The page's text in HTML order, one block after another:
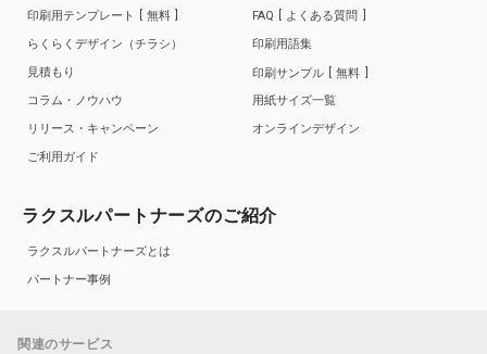
印刷用テンプレート
無料
らくらくデザイン（チラシ）
見積もり
コラム・ノウハウ
リリース・キャンペーン
ご利用ガイド
FAQ
よくある質問
印刷用語集
印刷サンプル
無料
用紙サイズ一覧
オンラインデザイン
ラクスルパートナーズのご紹介
ラクスルパートナーズとは
パートナー事例
関連のサービス